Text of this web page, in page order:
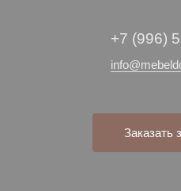
+7 (996)
Заказать